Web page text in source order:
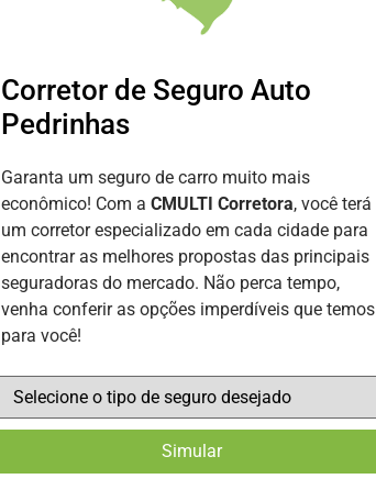
Corretor de Seguro Auto
Pedrinhas
Garanta um seguro de carro muito mais
econômico! Com a CMULTI Corretora, você terá
um corretor especializado em cada cidade para
encontrar as melhores propostas das principais
seguradoras do mercado. Não perca tempo,
venha conferir as opções imperdíveis que temos
para você!